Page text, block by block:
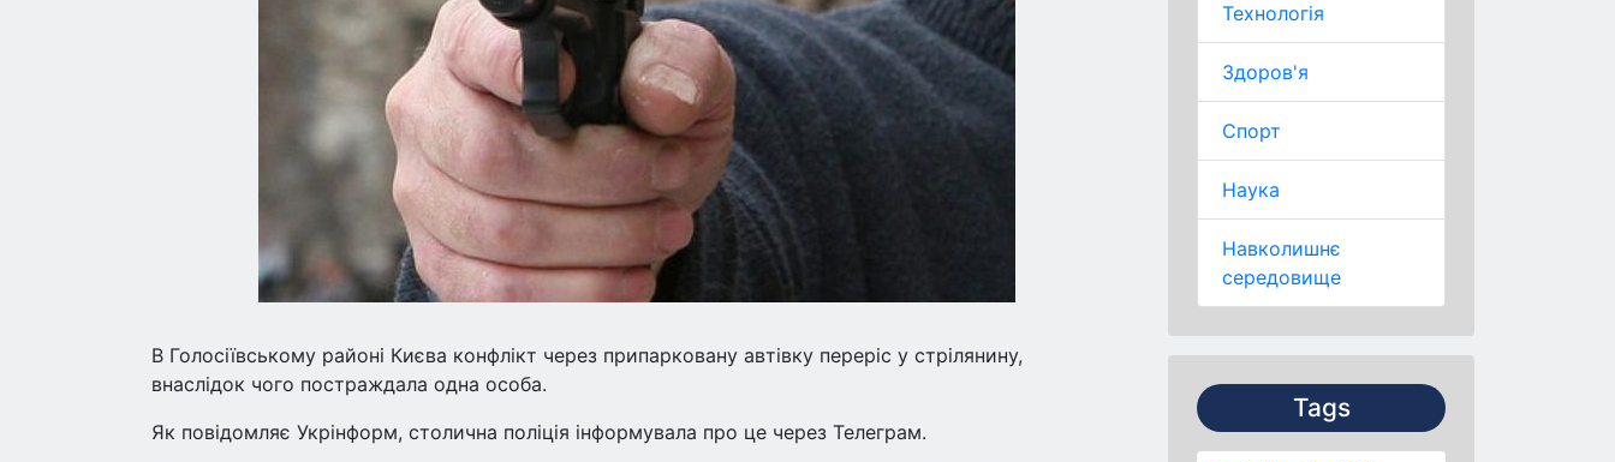
Технологія
Здоров'я
Спорт
Наука
Навколишнє
середовище
Tags
В Голосіївському районі Києва конфлікт через припарковану автівку переріс у стрілянину,
внаслідок чого постраждала одна особа.
Як повідомляє Укрінформ, столична поліція інформувала про це через Телеграм.